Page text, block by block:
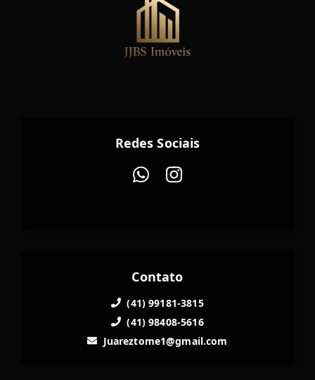
Redes Sociais
Contato
(41) 99181-3815
(41) 98408-5616
Juareztome1@gmail.com